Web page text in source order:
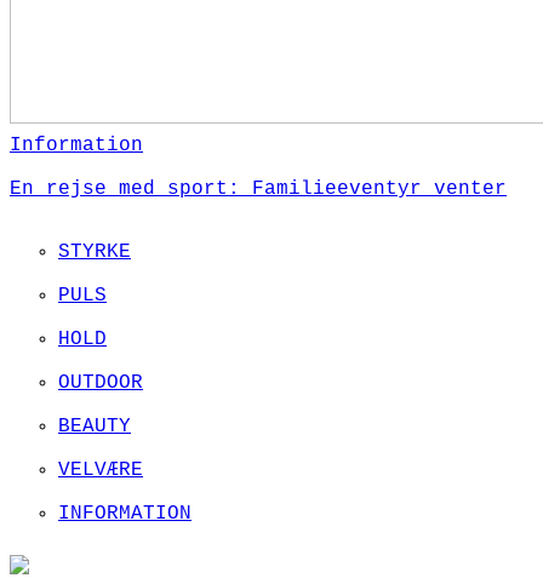
Information
En rejse med sport: Familieeventyr venter
STYRKE
PULS
HOLD
OUTDOOR
BEAUTY
VELVÆRE
INFORMATION